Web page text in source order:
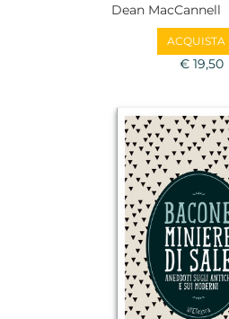
Dean MacCannell
ACQUISTA
€ 19,50